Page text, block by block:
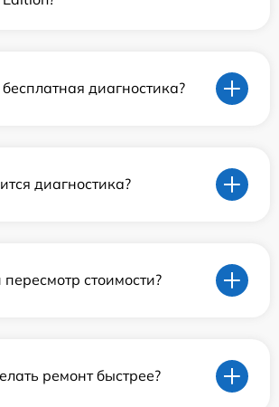
бесплатная диагностика?
диагностика?
стоимости?
ремонт быстрее?